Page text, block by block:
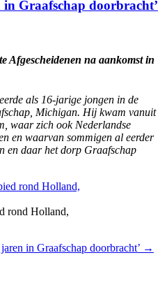
in Graafschap doorbracht’
Afgescheidenen na aankomst in
als 16-jarige jongen in de
Michigan. Hij kwam vanuit
waar zich ook Nederlandse
en waarvan sommigen al eerder
en daar het dorp Graafschap
rond Holland,
in Graafschap doorbracht’ →